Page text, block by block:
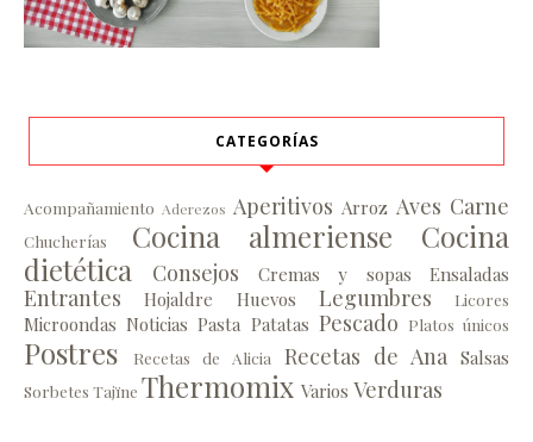
CATEGORÍAS
Acompañamiento Aderezos Aperitivos Arroz Aves Carne
Chucherías Cocina almeriense
Cocina
dietética
Consejos Cremas y sopas Ensaladas
Entrantes Hojaldre Huevos Legumbres Licores
Microondas Noticias Pasta Patatas Pescado Platos únicos
Postres Recetas de Alicia Recetas de Ana Salsas
Sorbetes Tajïne Thermomix Varios Verduras